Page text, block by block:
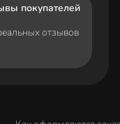
покупателей
отзывов